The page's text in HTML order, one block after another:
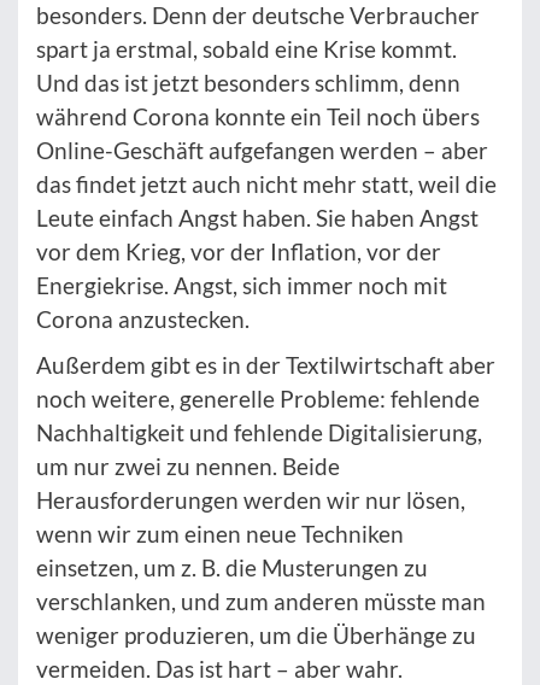
besonders. Denn der deutsche Verbraucher
spart ja erstmal, sobald eine Krise kommt.
Und das ist jetzt besonders schlimm, denn
während Corona konnte ein Teil noch übers
Online-Geschäft aufgefangen werden – aber
das findet jetzt auch nicht mehr statt, weil die
Leute einfach Angst haben. Sie haben Angst
vor dem Krieg, vor der Inflation, vor der
Energiekrise. Angst, sich immer noch mit
Corona anzustecken.
Außerdem gibt es in der Textilwirtschaft aber
noch weitere, generelle Probleme: fehlende
Nachhaltigkeit und fehlende Digitalisierung,
um nur zwei zu nennen. Beide
Herausforderungen werden wir nur lösen,
wenn wir zum einen neue Techniken
einsetzen, um z. B. die Musterungen zu
verschlanken, und zum anderen müsste man
weniger produzieren, um die Überhänge zu
vermeiden. Das ist hart – aber wahr.